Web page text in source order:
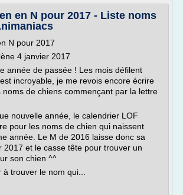
en N pour 2017 - Liste noms
N pour 2017
4 janvier 2017
année de passée ! Les mois défilent
incroyable, je me revois encore écrire
noms de chiens commençant par la lettre
nouvelle année, le calendrier LOF
pour les noms de chien qui naissent
année. Le M de 2016 laisse donc sa
2017 et le casse tête pour trouver un
son chien ^^
trouver le nom qui...